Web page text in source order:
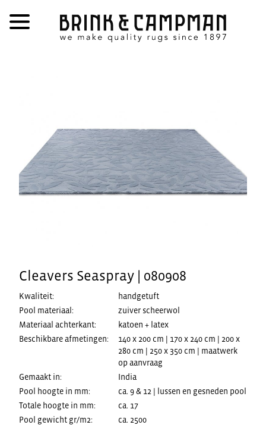
Cleavers Seaspray | 080908
Kwaliteit:
handgetuft
Pool materiaal:
zuiver scheerwol
Materiaal achterkant:
katoen + latex
Beschikbare afmetingen:
140 x 200 cm | 170 x 240 cm | 200 x
280 cm | 250 x 350 cm | maatwerk
op aanvraag
Gemaakt in:
India
Pool hoogte in mm:
ca. 9 & 12 | lussen en gesneden pool
Totale hoogte in mm:
ca. 17
Pool gewicht gr/m2:
ca. 2500